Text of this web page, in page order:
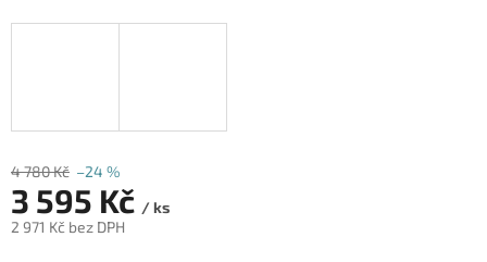
4 780 Kč –24 %
3 595 Kč / ks
2 971 Kč bez DPH